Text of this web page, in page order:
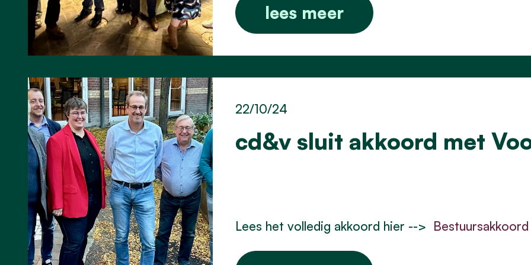
lees meer
cd&v sluit akkoord met
22/10/24
Lees het volledig akkoord hier --> Bestuursakkoord